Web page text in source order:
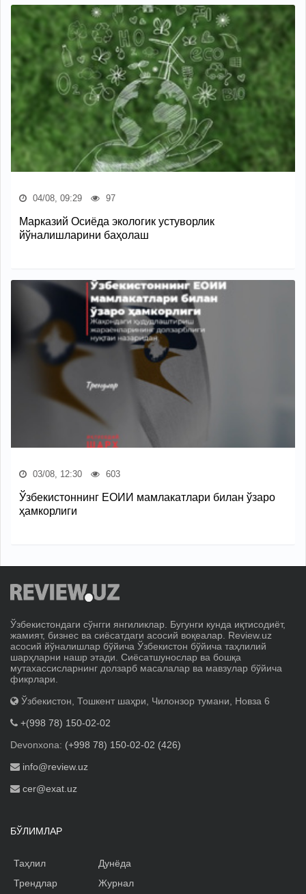
04/08, 09:29 97
Марказий Осиёда экологик устуворлик
йўналишларини баҳолаш
03/08, 12:30 603
Ўзбекистоннинг ЕОИИ мамлакатлари билан ўзаро
ҳамкорлиги
Ўзбекистондаги сўнгги янгиликлар. Бугунги кунда иқтисодиёт,
жамият, бизнес ва сиёсатдаги асосий воқеалар. Review.uz
асосий йўналишлар бўйича Ўзбекистон бўйича таҳлилий
шарҳларни нашр этади. Сиёсатшунослар ва бошқа
мутахассисларнинг долзарб масалалар ва мавзулар бўйича
фикрлари.
Ўзбекистон, Тошкент шаҳри, Чилонзор тумани, Новза 6
+(998 78) 150-02-02
Devonxona: (+998 78) 150-02-02 (426)
info@review.uz
cer@exat.uz
БЎЛИМЛАР
Таҳлил
Трендлар
Дунёда
Журнал